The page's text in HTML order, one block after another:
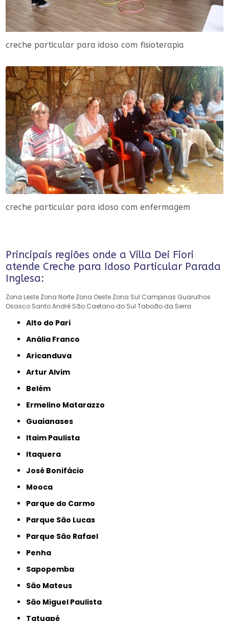
creche particular para idoso com fisioterapia
creche particular para idoso com enfermagem
Principais regiões onde a Villa Dei Fiori
atende Creche para Idoso Particular Parada
Inglesa:
Zona Leste Zona Norte Zona Oeste Zona Sul Campinas Guarulhos
Osasco Santo André São Caetano do Sul Taboão da Serra
Alto do Pari
Anália Franco
Aricanduva
Artur Alvim
Belém
Ermelino Matarazzo
Guaianases
Itaim Paulista
Itaquera
José Bonifácio
Mooca
Parque do Carmo
Parque São Lucas
Parque São Rafael
Penha
Sapopemba
São Mateus
São Miguel Paulista
Tatuapé